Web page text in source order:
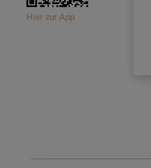
Hier zur App